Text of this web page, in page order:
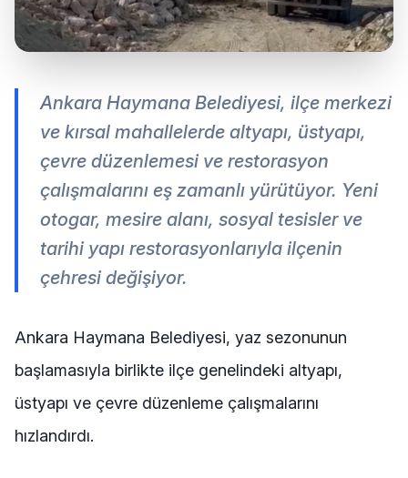
Ankara Haymana Belediyesi, ilçe merkezi
ve kırsal mahallelerde altyapı, üstyapı,
çevre düzenlemesi ve restorasyon
çalışmalarını eş zamanlı yürütüyor. Yeni
otogar, mesire alanı, sosyal tesisler ve
tarihi yapı restorasyonlarıyla ilçenin
çehresi değişiyor.
Ankara Haymana Belediyesi, yaz sezonunun
başlamasıyla birlikte ilçe genelindeki altyapı,
üstyapı ve çevre düzenleme çalışmalarını
hızlandırdı.